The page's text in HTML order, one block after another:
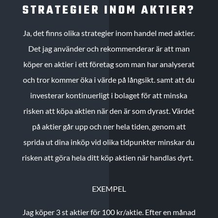
STRATEGIER INOM AKTIER?
Ja, det finns olika strategier inom handel med aktier.
Det jag använder och rekommenderar är att man
köper en aktier i ett företag som man har analyserat
och tror kommer öka i värde på långsikt. samt att du
investerar kontinuerligt i bolaget för att minska
risken att köpa aktien när den är som dyrast. Värdet
på aktier går upp och ner hela tiden, genom att
sprida ut dina inköp vid olika tidpunkter minskar du
risken att göra hela ditt köp aktien när handlas dyrt.
EXEMPEL
Jag köper 3 st aktier för 100 kr/aktie. Efter en månad